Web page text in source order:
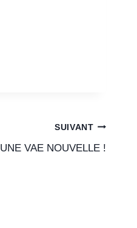
SUIVANT
UNE VAE NOUVELLE !